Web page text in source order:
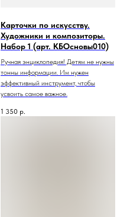
Карточки по искусству.
Художники и композиторы.
Набор 1 (арт. КБОсновы010)
Ручная энциклопедия! Детям не нужны
тонны информации. Им нужен
эффективный инструмент, чтобы
усвоить самое важное.
1 350 р.